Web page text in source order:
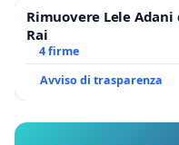
Rimuovere Lele
Rai
4 firme
Avviso di trasparenza